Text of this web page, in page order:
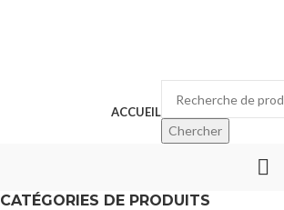
ACCUEIL
Chercher
CATÉGORIES DE PRODUITS